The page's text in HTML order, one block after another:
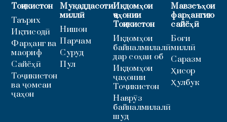
Тоҷикистон
Таърих
Иқтисодӣ
Фарҳанг ва
маориф
Сайёҳӣ
Тоҷикистон
ва ҷомеаи
ҷаҳон
Муқаддасоти
миллӣ
Нишон
Парчам
Суруд
Пул
Иқдомҳои
ҷаҳонии
Тоҷикистон
Иқдомҳои
байналмилалӣ
дар соҳаи об
Иқдомҳои
ҷаҳонии
Тоҷикистон
Наврӯз
байналмилалӣ
шуд
Мавзеъҳои
фарҳангию
сайёҳӣ
Боғи
миллӣ
Саразм
Ҳисор
Ҳулбук